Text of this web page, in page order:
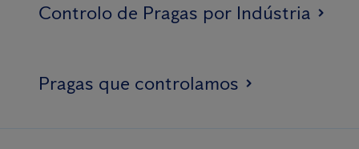
Controlo de Pragas por Indústria
Pragas que controlamos